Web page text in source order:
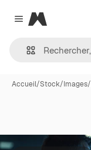
Close menu
Magnific
Accueil/Stock/Images/